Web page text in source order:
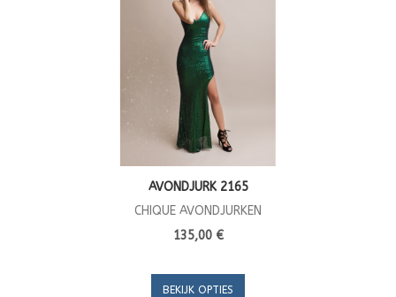
AVONDJURK 2165
CHIQUE AVONDJURKEN
135,00 €
BEKIJK OPTIES